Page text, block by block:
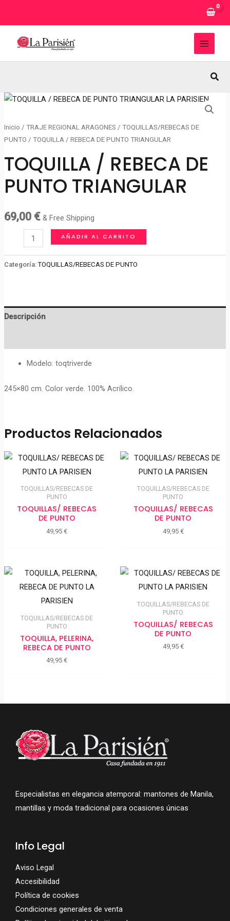
MAIN
Inicio / TRAJE REGIONAL ARAGONES / TOQUILLAS/REBECAS DE
PUNTO / TOQUILLA / REBECA DE PUNTO TRIANGULAR
TOQUILLA / REBECA DE
PUNTO TRIANGULAR
69,00 € & Free Shipping
TOQUILLA
REBECA
TRIANGULAR
cantidad
AÑADIR AL CARRITO
Categoría:TOQUILLAS/REBECAS DE PUNTO
Descripción
Modelo: toqtriverde
245×80 cm. Color verde. 100% Acrílico.
Productos Relacionados
TOQUILLAS/REBECAS DE
PUNTO
TOQUILLAS/ REBECAS
DE PUNTO
49,95€
TOQUILLAS/REBECAS DE
PUNTO
TOQUILLAS/ REBECAS
DE PUNTO
49,95 €
TOQUILLAS/REBECAS DE
PUNTO
TOQUILLA, PELERINA,
REBECA DE PUNTO
49,95€
TOQUILLAS/REBECAS DE
PUNTO
TOQUILLAS/ REBECAS
DE PUNTO
49,95 €
Especialistas en elegancia atemporal: mantones de Manila,
mantillas y moda tradicional para ocasiones únicas
Info Legal
Aviso Legal
Accesibilidad
Política de cookies
Condiciones generales de venta